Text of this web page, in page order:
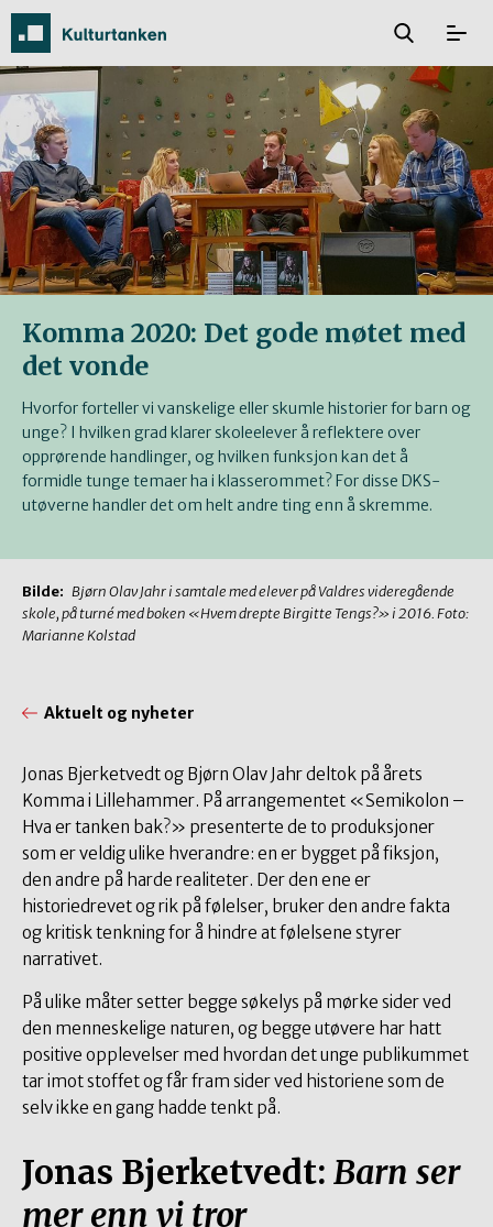
Komma 2020: Det gode møtet med
det vonde
Hvorfor forteller vi vanskelige eller skumle historier for barn og
unge? I hvilken grad klarer skoleelever å reflektere over
opprørende handlinger, og hvilken funksjon kan det å
formidle tunge temaer ha i klasserommet? For disse DKS-
utøverne handler det om helt andre ting enn å skremme.
Bilde: Bjørn Olav Jahr i samtale med elever på Valdres videregående
skole, på turné med boken «Hvem drepte Birgitte Tengs?» i 2016. Foto:
Marianne Kolstad
Aktuelt og nyheter
Jonas Bjerketvedt og Bjørn Olav Jahr deltok på årets
Komma i Lillehammer. På arrangementet «Semikolon –
Hva er tanken bak?» presenterte de to produksjoner
som er veldig ulike hverandre: en er bygget på fiksjon,
den andre på harde realiteter. Der den ene er
historiedrevet og rik på følelser, bruker den andre fakta
og kritisk tenkning for å hindre at følelsene styrer
narrativet.
På ulike måter setter begge søkelys på mørke sider ved
den menneskelige naturen, og begge utøvere har hatt
positive opplevelser med hvordan det unge publikummet
tar imot stoffet og får fram sider ved historiene som de
selv ikke en gang hadde tenkt på.
Jonas Bjerketvedt: Barn ser
mer enn vi tror